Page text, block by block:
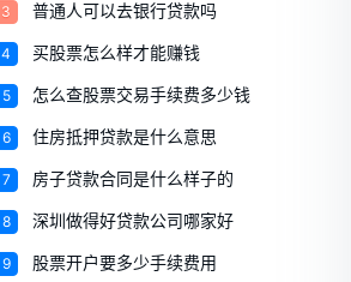
3 普通人可以去银行贷款吗
4 买股票怎么样才能赚钱
5 怎么查股票交易手续费多少钱
6 住房抵押贷款是什么意思
7 房子贷款合同是什么样子的
8 深圳做得好贷款公司哪家好
9 股票开户要多少手续费用